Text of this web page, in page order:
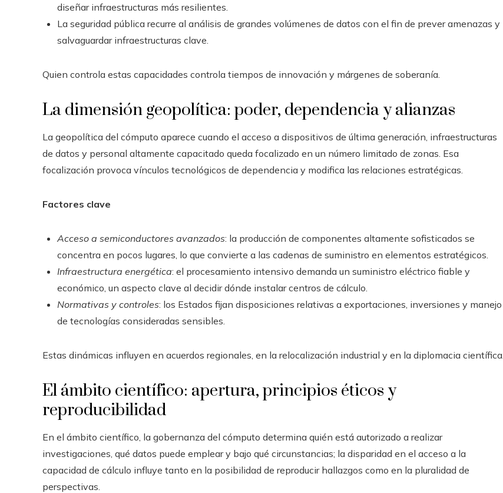
diseñar infraestructuras más resilientes.
La seguridad pública recurre al análisis de grandes volúmenes de datos con el fin de prever amenazas y
salvaguardar infraestructuras clave.
Quien controla estas capacidades controla tiempos de innovación y márgenes de soberanía.
La dimensión geopolítica: poder, dependencia y alianzas
La geopolítica del cómputo aparece cuando el acceso a dispositivos de última generación, infraestructuras
de datos y personal altamente capacitado queda focalizado en un número limitado de zonas. Esa
focalización provoca vínculos tecnológicos de dependencia y modifica las relaciones estratégicas.
Factores clave
Acceso a semiconductores avanzados: la producción de componentes altamente sofisticados se
concentra en pocos lugares, lo que convierte a las cadenas de suministro en elementos estratégicos.
Infraestructura energética: el procesamiento intensivo demanda un suministro eléctrico fiable y
económico, un aspecto clave al decidir dónde instalar centros de cálculo.
Normativas y controles: los Estados fijan disposiciones relativas a exportaciones, inversiones y manejo
de tecnologías consideradas sensibles.
Estas dinámicas influyen en acuerdos regionales, en la relocalización industrial y en la diplomacia científica.
El ámbito científico: apertura, principios éticos y
reproducibilidad
En el ámbito científico, la gobernanza del cómputo determina quién está autorizado a realizar
investigaciones, qué datos puede emplear y bajo qué circunstancias; la disparidad en el acceso a la
capacidad de cálculo influye tanto en la posibilidad de reproducir hallazgos como en la pluralidad de
perspectivas.